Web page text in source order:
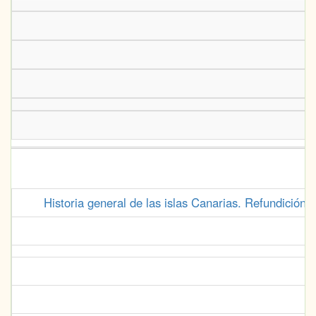
Historia general de las islas Canarias.